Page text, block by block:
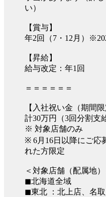
い）
【賞与】
年2回（7・12月）
【昇給】
給与改定：年1回
＝＝＝＝＝＝
【入社祝い金（期間限
計30万円（3回分割支
※ 対象店舗のみ
※ 6月16日以降にご応
れた方限定
＜対象店舗（配属地）
◼︎北海道全域
◼︎東北 ：北上店、名